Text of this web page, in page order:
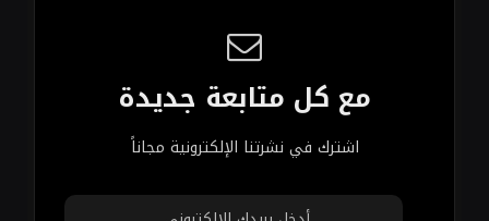
مع كل متابعة جديدة
اشترك في نشرتنا الإلكترونية مجاناً